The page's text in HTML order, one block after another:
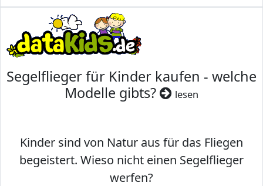
Segelflieger für Kinder kaufen - welche
Modelle gibts?
lesen
Kinder sind von Natur aus für das Fliegen
begeistert. Wieso nicht einen Segelflieger
werfen?